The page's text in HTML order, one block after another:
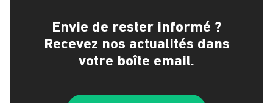
Envie de rester informé ?
Recevez nos actualités dans
votre boîte email.